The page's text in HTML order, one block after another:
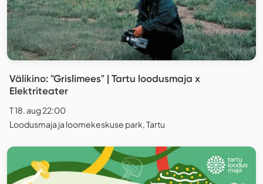
Välikino: "Grislimees" | Tartu loodusmaja x
Elektriteater
T 18. aug 22:00
Loodusmaja ja loomekeskuse park, Tartu